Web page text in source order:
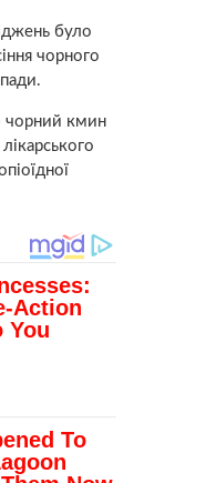
було
чорного
чорний кмин